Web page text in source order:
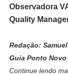
Observadora
Quality
Redação:
Guia Ponto Novo
Continue lendo